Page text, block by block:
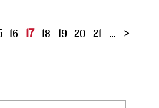
16 17 18 19 20 21 …